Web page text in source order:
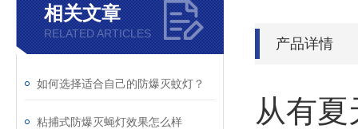
相关文章
RELATED ARTICLES
如何选择适合自己的防爆灭蚊灯？
粘捕式防爆灭蝇灯效果怎么样
产品详情
从有